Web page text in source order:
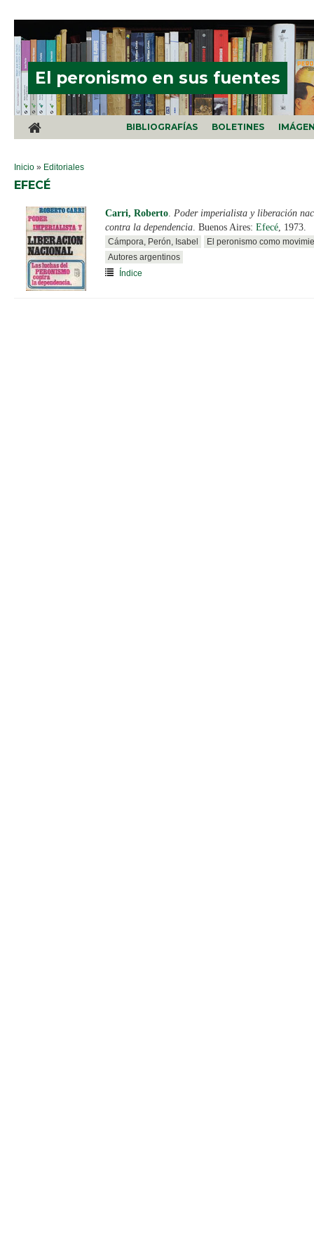
El peronismo en sus fuentes
BIBLIOGRAFÍAS BOLETINES
SE ENCUENTRA USTED AQUÍ
Inicio » Editoriales
EFECÉ
Carri, Roberto. Poder imperialista y liberación
contra la dependencia. Buenos Aires: Efecé, 1973.
Cámpora, Perón, Isabel
El peronismo como
Autores argentinos
Índice